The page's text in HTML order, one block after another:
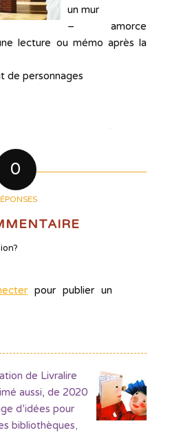
un mur
– amorce
lecture ou mémo après la
de personnages
0
pour publier un
de Livralire
aussi, de 2020
d’idées pour
bibliothèques,